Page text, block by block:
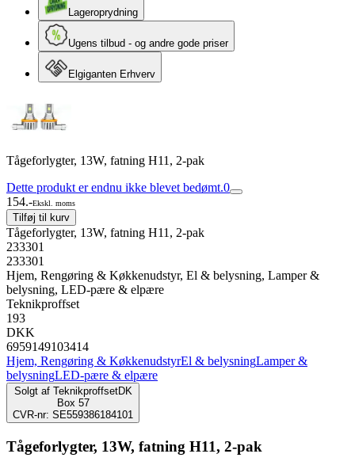
Lageroprydning
Ugens tilbud - og andre gode priser
Elgiganten Erhverv
Tågeforlygter, 13W, fatning H11, 2-pak
Dette produkt er endnu ikke blevet bedømt.0
154.-Ekskl. moms
Tilføj til kurv
Tågeforlygter, 13W, fatning H11, 2-pak
233301
233301
Hjem, Rengøring & Køkkenudstyr, El & belysning, Lamper &
belysning, LED-pære & elpære
Teknikproffset
193
DKK
6959149103414
Hjem, Rengøring & KøkkenudstyrEl & belysningLamper &
belysningLED-pære & elpære
Solgt af TeknikproffsetDK
Box 57
CVR-nr: SE559386184101
Tågeforlygter, 13W, fatning H11, 2-pak